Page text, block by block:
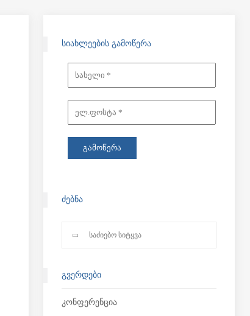
ᲡᲘᲐᲮᲚᲔᲔᲑᲘᲡ ᲒᲐᲛᲝᲬᲔᲠᲐ
ᲫᲔᲑᲜᲐ
ᲒᲕᲔᲠᲓᲔᲑᲘ
Კონფერენცია